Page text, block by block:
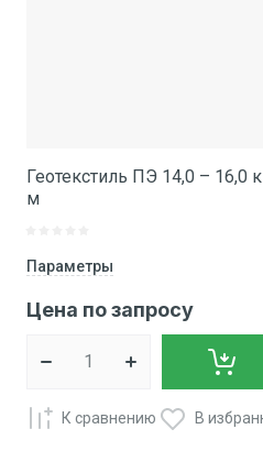
Геотекстиль ПЭ 14,0 – 16,0
м
Параметры
Цена по запросу
К сравнению В